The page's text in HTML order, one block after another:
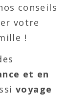
conseils
votre
!
et en
voyage